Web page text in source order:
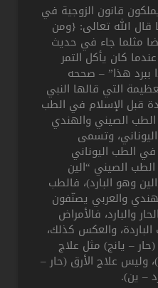
الزوجية في
تعالى: {ومن
جاء في حديث
يأكل التمر
هذا” – صححه
التي قالها النبي
الإسلام في الطب
والهندي
وتسمى
اليوناني
الصيني “الين
البارد)، فالطب
والعربي يصنّفون
فالأمراض
والعكس كذلك،
مثل علاج
علاج الأرق (حار –